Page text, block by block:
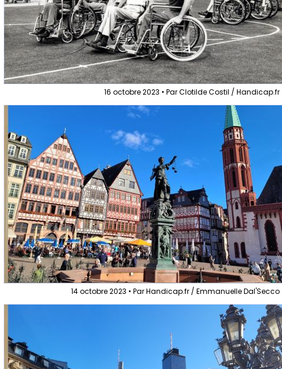
16 octobre 2023 • Par Clotilde Costil / Handicap.fr
14 octobre 2023 • Par Handicap.fr / Emmanuelle Dal'Secco